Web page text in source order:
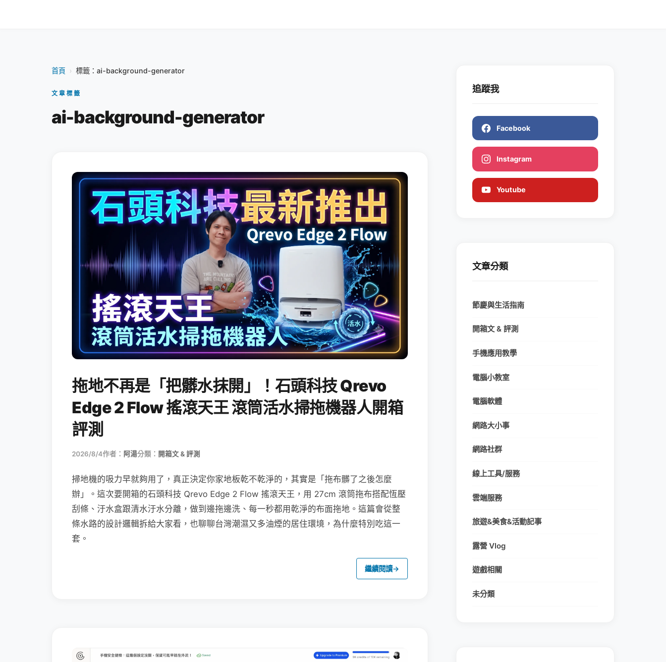
首頁 › 標籤：ai-background-generator
文章標籤
ai-background-generator
拖地不再是「把髒水抹開」！石頭科技 Qrevo
Edge 2 Flow 搖滾天王 滾筒活水掃拖機器人開箱
評測
2026/8/4作者： 阿湯分類： 開箱文 & 評測
掃地機的吸力早就夠用了，真正決定你家地板乾不乾淨的，其實是「拖布髒了之後怎麼
辦」。這次要開箱的石頭科技 Qrevo Edge 2 Flow 搖滾天王，用 27cm 滾筒拖布搭配恆壓
刮條、汙水盒跟清水汙水分離，做到邊拖邊洗、每一秒都用乾淨的布面拖地。這篇會從整
條水路的設計邏輯拆給大家看，也聊聊台灣潮濕又多油煙的居住環境，為什麼特別吃這一
套。
繼續閱讀→
追蹤我
Facebook
Instagram
Youtube
文章分類
節慶與生活指南
開箱文 & 評測
手機應用教學
電腦小教室
電腦軟體
網路大小事
網路社群
線上工具/服務
雲端服務
旅遊&美食&活動記事
露營 Vlog
遊戲相關
未分類